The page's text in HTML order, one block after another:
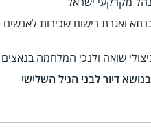
ואגרת רישום שכירות לאנשים
שואה ולנכי המלחמה בנאצים
דיור לבני הגיל השלישי